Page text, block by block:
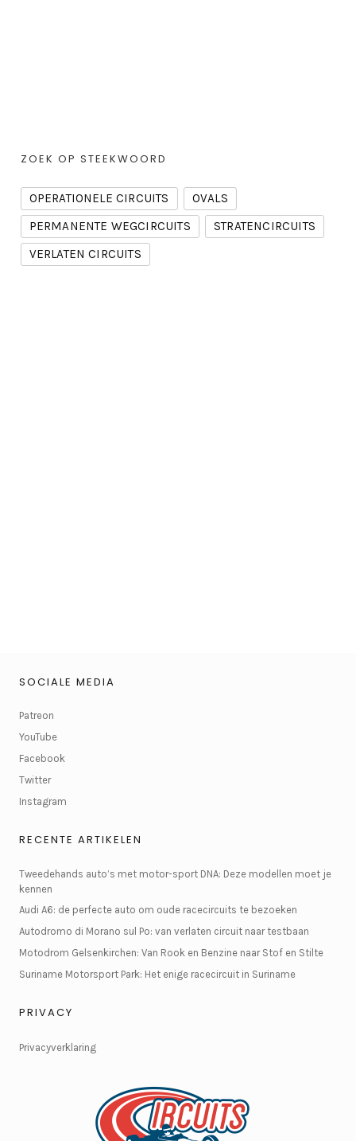
ZOEK OP STEEKWOORD
OPERATIONELE CIRCUITS
OVALS
PERMANENTE WEGCIRCUITS
STRATENCIRCUITS
VERLATEN CIRCUITS
SOCIALE MEDIA
Patreon
YouTube
Facebook
Twitter
Instagram
RECENTE ARTIKELEN
Tweedehands auto’s met motor-sport DNA: Deze modellen moet je
kennen
Audi A6: de perfecte auto om oude racecircuits te bezoeken
Autodromo di Morano sul Po: van verlaten circuit naar testbaan
Motodrom Gelsenkirchen: Van Rook en Benzine naar Stof en Stilte
Suriname Motorsport Park: Het enige racecircuit in Suriname
PRIVACY
Privacyverklaring